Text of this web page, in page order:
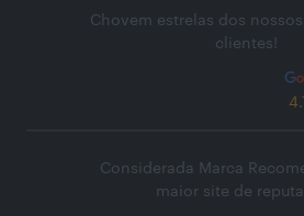
Chovem estrelas dos
clientes!
Considerada Marca
maior site de